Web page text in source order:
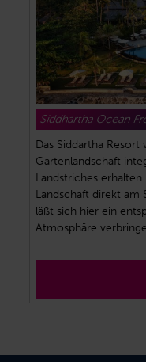
Siddhartha Ocean
Das Siddartha
Gartenlandschaft
Landstriches
Landschaft direkt am
läßt sich hier ein
Atmosphäre